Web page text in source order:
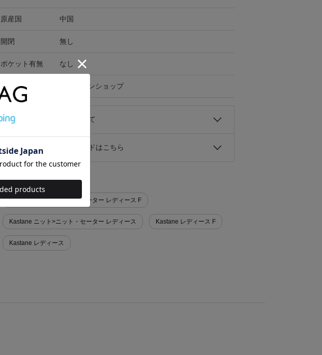
原産国 中国
開閉 無し
ポケット有無 なし
在庫店舗 オンラインショップ
キャンセル・返品について
お買い物時のご利用ガイドはこちら
似た条件で検索
Kastane ニット>ニット・セーター レディース F
Kastane ニット>ニット・セーター レディース Kastane レディース F
Kastane レディース